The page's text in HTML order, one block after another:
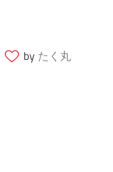
by たく丸